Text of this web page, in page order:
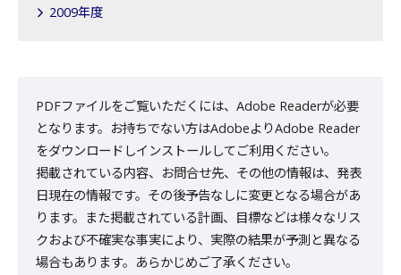
2009年度
PDFファイルをご覧いただくには、Adobe Readerが必要
となります。お持ちでない方はAdobeよりAdobe Reader
をダウンロードしインストールしてご利用ください。
掲載されている内容、お問合せ先、その他の情報は、発表
日現在の情報です。その後予告なしに変更となる場合があ
ります。また掲載されている計画、目標などは様々なリス
クおよび不確実な事実により、実際の結果が予測と異なる
場合もあります。あらかじめご了承ください。